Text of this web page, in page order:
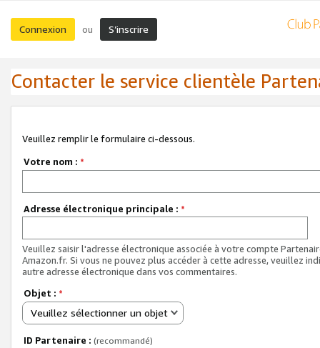
Connexion ou S’inscrire
Contacter le service clientèle
Veuillez remplir le formulaire ci-dessous.
Votre nom : *
Adresse électronique principale : *
Veuillez saisir l'adresse électronique associée à votre compte
Amazon.fr. Si vous ne pouvez plus accéder à cette adresse, veuillez
autre adresse électronique dans vos commentaires.
Objet : *
Veuillez sélectionner un objet
ID Partenaire : (recommandé)